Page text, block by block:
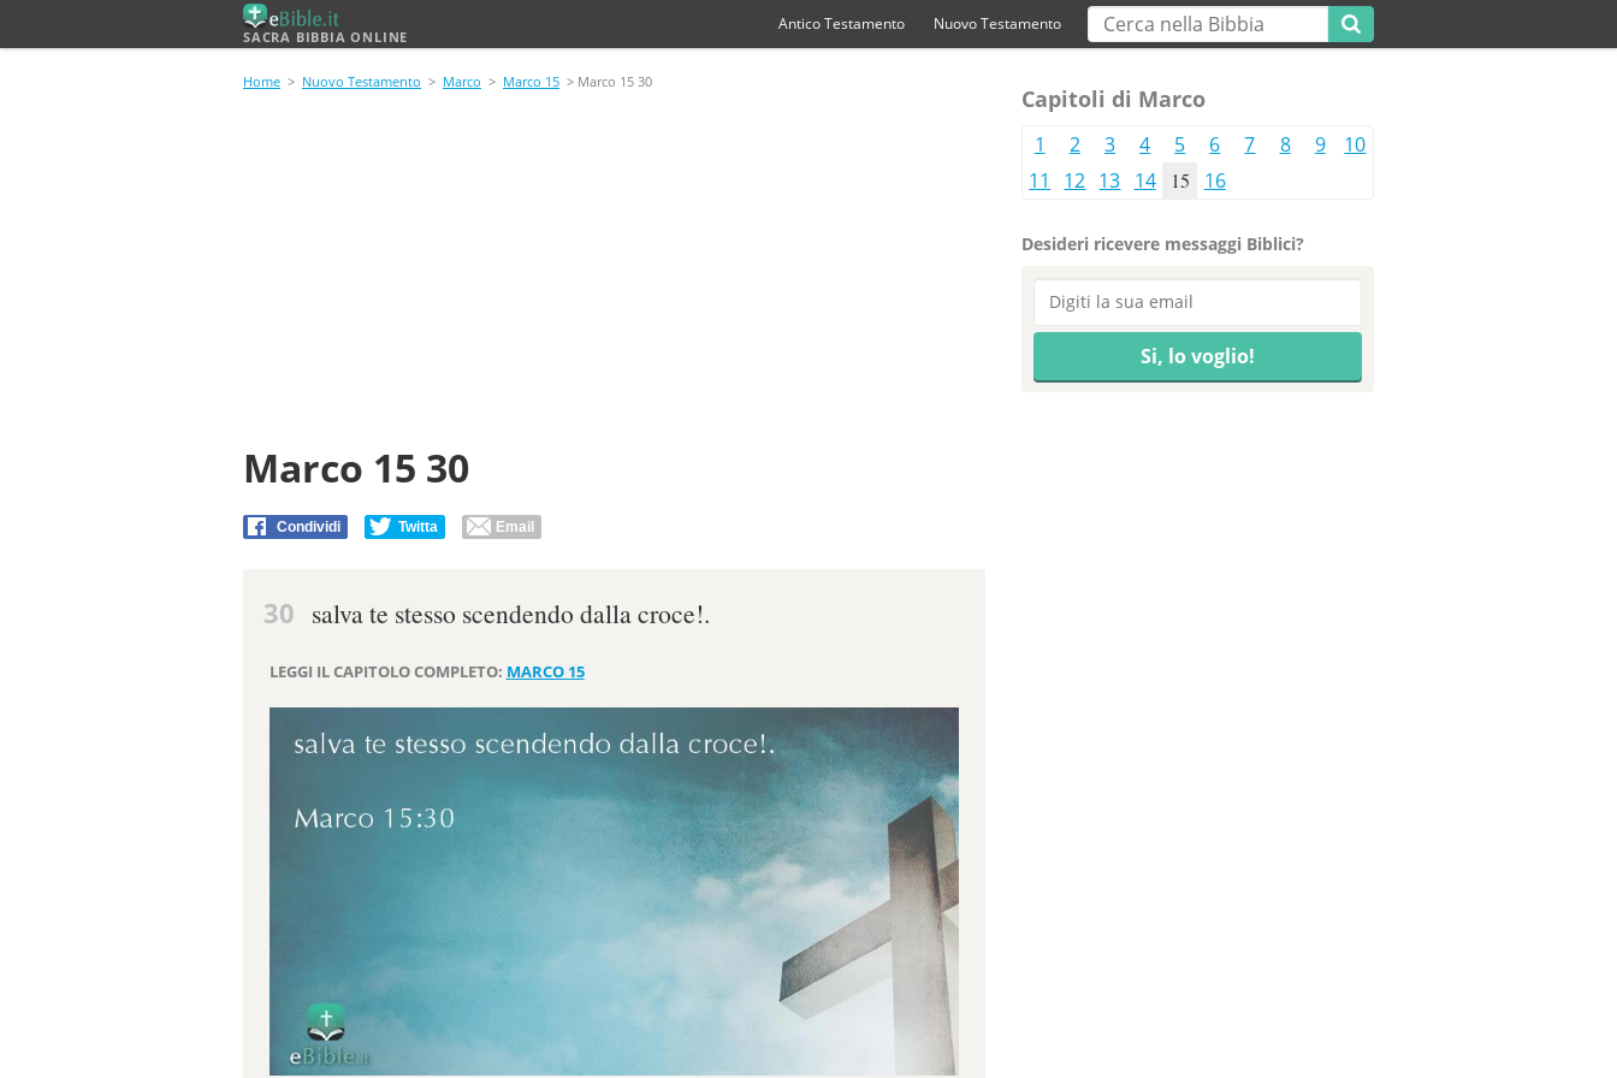
SACRA BIBBIA ONLINE
Antico Testamento Nuovo Testamento
Home > Nuovo Testamento > Marco > Marco 15 > Marco 15 30
Marco 15 30
Condividi Twitta Email
30 salva te stesso scendendo dalla croce!.
LEGGI IL CAPITOLO COMPLETO: MARCO 15
Capitoli di Marco
1 2 3 4 5 6 7 8 9
10
11
12 13 14 15 16
Desideri ricevere messaggi Biblici?